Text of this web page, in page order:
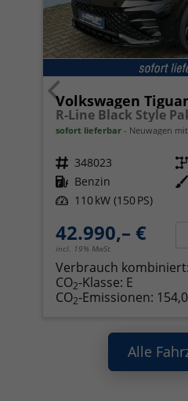
Volkswagen
sofort lieferbar Neuwagen
Fahrzeugnr. 348023 Getriebe
Kraftstoff Benzin Außenfarbe
Leistung 110 kW (150 PS)
42.990,– €
incl. 19% MwSt.
Verbrauch kombiniert:
CO2-Klasse: E
CO2-Emissionen:
Alle